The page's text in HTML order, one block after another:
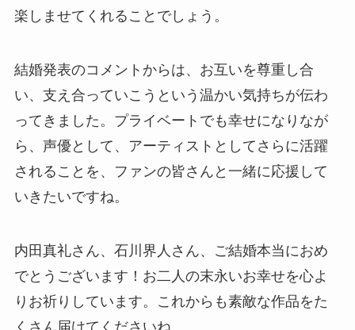
楽しませてくれることでしょう。
結婚発表のコメントからは、お互いを尊重し合
い、支え合っていこうという温かい気持ちが伝わ
ってきました。プライベートでも幸せになりなが
ら、声優として、アーティストとしてさらに活躍
されることを、ファンの皆さんと一緒に応援して
いきたいですね。
内田真礼さん、石川界人さん、ご結婚本当におめ
でとうございます！お二人の末永いお幸せを心よ
りお祈りしています。これからも素敵な作品をた
くさん届けてくださいね。